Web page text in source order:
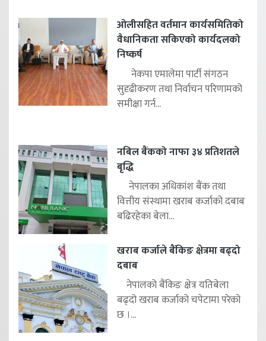
ओलीसहित वर्तमान कार्यसमितिको
वैधानिकता सकिएको कार्यदलको
निष्कर्ष
नेकपा एमालेमा पार्टी संगठन
सुदृढीकरण तथा निर्वाचन परिणामको
समीक्षा गर्न...
नबिल बैंकको नाफा ३४ प्रतिशतले
बृद्धि
नेपालका अधिकांश बैंक तथा
वित्तीय संस्थामा खराब कर्जाको दबाब
बढिरहेका बेला...
खराब कर्जाले बैंकिङ क्षेत्रमा बढ्दो
दबाब
नेपालको बैंकिङ क्षेत्र यतिबेला
बढ्दो खराब कर्जाको चपेटामा परेको
छ ।...